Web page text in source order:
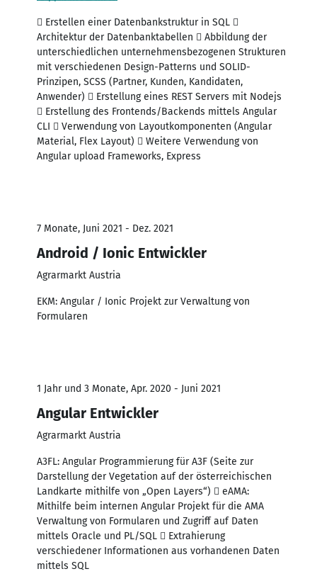
 Erstellen einer Datenbankstruktur in SQL 
Architektur der Datenbanktabellen  Abbildung der
unterschiedlichen unternehmensbezogenen Strukturen
mit verschiedenen Design-Patterns und SOLID-
Prinzipen, SCSS (Partner, Kunden, Kandidaten,
Anwender)  Erstellung eines REST Servers mit Nodejs
 Erstellung des Frontends/Backends mittels Angular
CLI  Verwendung von Layoutkomponenten (Angular
Material, Flex Layout)  Weitere Verwendung von
Angular upload Frameworks, Express
7 Monate, Juni 2021 - Dez. 2021
Android / Ionic Entwickler
Agrarmarkt Austria
EKM: Angular / Ionic Projekt zur Verwaltung von
Formularen
1 Jahr und 3 Monate, Apr. 2020 - Juni 2021
Angular Entwickler
Agrarmarkt Austria
A3FL: Angular Programmierung für A3F (Seite zur
Darstellung der Vegetation auf der österreichischen
Landkarte mithilfe von „Open Layers“)  eAMA:
Mithilfe beim internen Angular Projekt für die AMA
Verwaltung von Formularen und Zugriff auf Daten
mittels Oracle und PL/SQL  Extrahierung
verschiedener Informationen aus vorhandenen Daten
mittels SQL